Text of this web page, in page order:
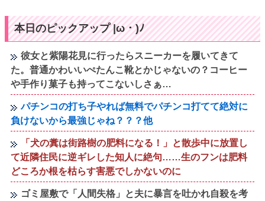
本日のピックアップ |ω・)ﾉ
彼女と紫陽花見に行ったらスニーカーを履いてきて
た。普通かわいいぺたんこ靴とかじゃないの？コーヒー
や手作り菓子も持ってこないしさぁ…
パチンコの打ち子やれば無料でパチンコ打てて絶対に
負けないから最強じゃね？？？他
「犬の糞は街路樹の肥料になる！」と散歩中に放置し
て近隣住民に逆ギレした知人に絶句……生のフンは肥料
どころか根を枯らす害悪でしかないのに
ゴミ屋敷で「人間失格」と夫に暴言を吐かれ自殺を考